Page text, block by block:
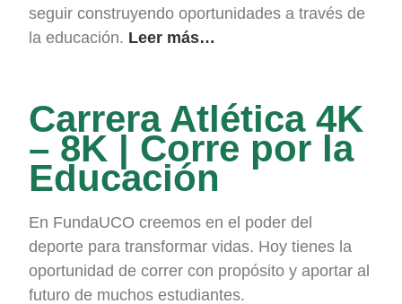
seguir construyendo oportunidades a través de
la educación. Leer más…
Carrera Atlética 4K
– 8K | Corre por la
Educación
En FundaUCO creemos en el poder del
deporte para transformar vidas. Hoy tienes la
oportunidad de correr con propósito y aportar al
futuro de muchos estudiantes.